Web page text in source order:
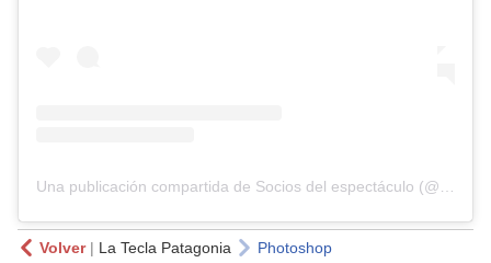
Una publicación compartida de Socios del espectáculo (@socioseltrece)
Volver| La Tecla Patagonia Photoshop